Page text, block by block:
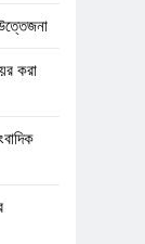
করা